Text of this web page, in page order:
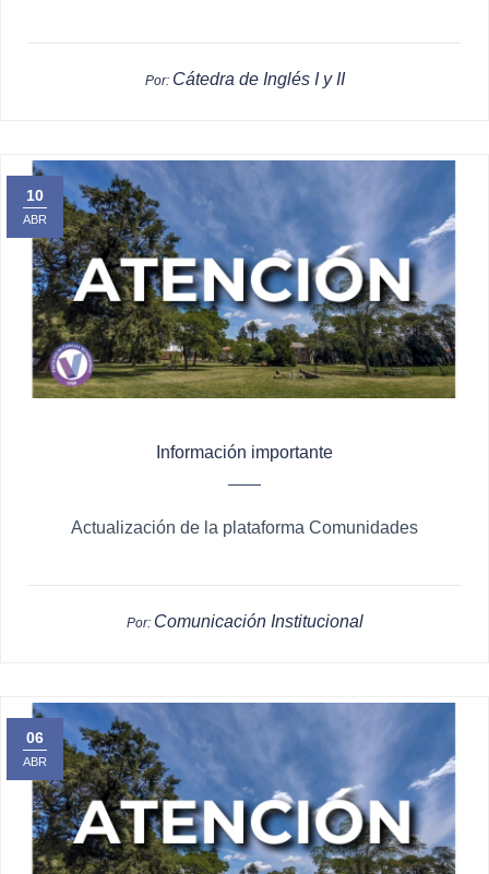
Por: Cátedra de Inglés I y II
10
ABR
Información importante
Actualización de la plataforma Comunidades
Por: Comunicación Institucional
06
ABR